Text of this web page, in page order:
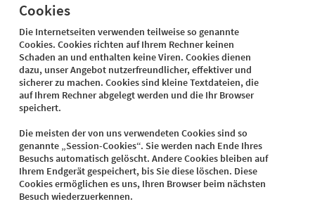
Cookies
Die Internetseiten verwenden teilweise so genannte
Cookies. Cookies richten auf Ihrem Rechner keinen
Schaden an und enthalten keine Viren. Cookies dienen
dazu, unser Angebot nutzerfreundlicher, effektiver und
sicherer zu machen. Cookies sind kleine Textdateien, die
auf Ihrem Rechner abgelegt werden und die Ihr Browser
speichert.
Die meisten der von uns verwendeten Cookies sind so
genannte „Session-Cookies“. Sie werden nach Ende Ihres
Besuchs automatisch gelöscht. Andere Cookies bleiben auf
Ihrem Endgerät gespeichert, bis Sie diese löschen. Diese
Cookies ermöglichen es uns, Ihren Browser beim nächsten
Besuch wiederzuerkennen.